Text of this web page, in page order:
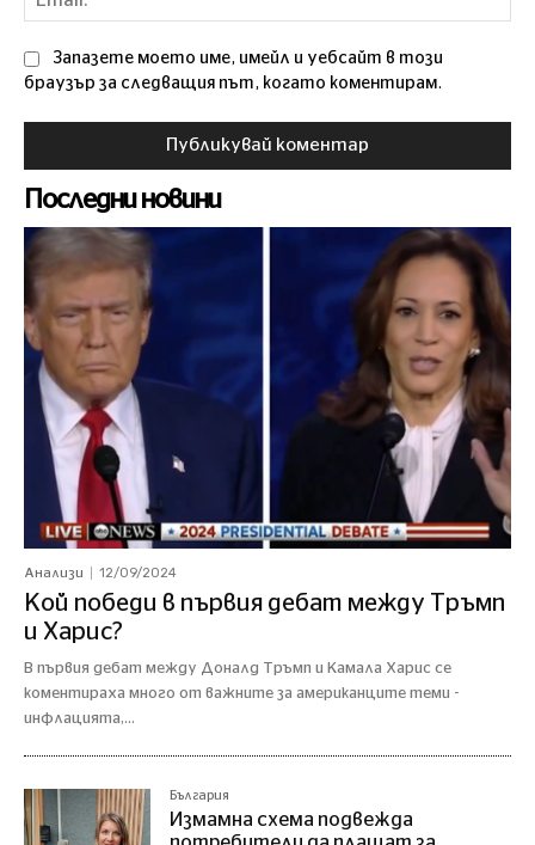
Запазете моето име, имейл и уебсайт в този
браузър за следващия път, когато коментирам.
Последни новини
Анализи 12/09/2024
Кой победи в първия дебат между Тръмп
и Харис?
В първия дебат между Доналд Тръмп и Камала Харис се
коментираха много от важните за американците теми -
инфлацията,...
България
Измамна схема подвежда